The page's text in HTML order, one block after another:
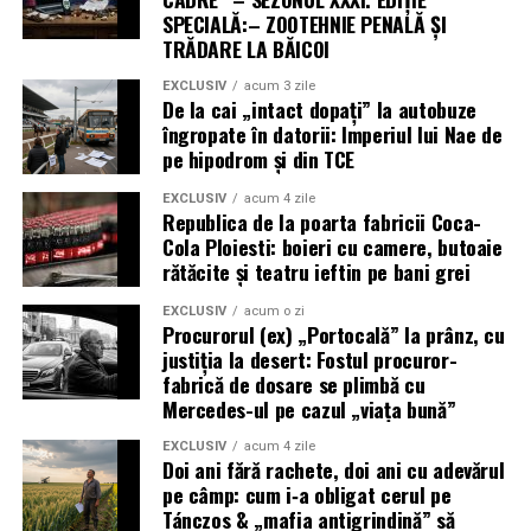
anxietatea și simptomele depresiei. Un program regulat
de activitate fizică moderată poate îmbunătăți calitatea
somnului, oferind o odihnă mai profundă și mai
reparatorie. De asemenea, crește nivelul de energie,
îmbunătățește funcțiile cognitive, cum ar fi memoria și
concentrarea, și stimulează stima de sine. Prin urmare,
chiar dacă ritmul de slabire nu este rapid, beneficiile
asupra stării generale de sănătate și a echilibrului
mental sunt incontestabile, consolidând motivarea
pentru a continua acest stil de viață activ.
Activitatea fizică moderată contribuie și la întărirea
sistemului imunitar, făcând organismul mai rezistent la
infecții și boli. Ajută la menținerea densității osoase,
prevenind osteoporoza, și îmbunătățește flexibilitatea și
echilibrul, reducând riscul de căzături, mai ales la vârste
înaintate. Astfel, adoptarea unui stil de viață activ nu
este doar o strategie eficientă pentru slabire, ci o
SPECIALĂ:– ZOOTEHNIE PENALĂ ȘI
TRĂDARE LA BĂICOI
EXCLUSIV acum 3 zile
De la cai „intact dopați” la autobuze
îngropate în datorii: Imperiul lui Nae de
pe hipodrom și din TCE
EXCLUSIV acum 4 zile
Republica de la poarta fabricii Coca-
Cola Ploiesti: boieri cu camere, butoaie
rătăcite și teatru ieftin pe bani grei
EXCLUSIV acum o zi
Procurorul (ex) „Portocală” la prânz, cu
justiția la desert: Fostul procuror-
fabrică de dosare se plimbă cu
Mercedes-ul pe cazul „viața bună”
EXCLUSIV acum 4 zile
Doi ani fără rachete, doi ani cu adevărul
pe câmp: cum i‑a obligat cerul pe
Tánczos & „mafia antigrindină” să